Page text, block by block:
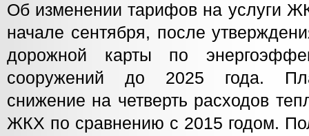
Об изменении тарифов на услуги
начале сентября, после
дорожной карты по
сооружений до 2025 года.
снижение на четверть расходов
ЖКХ по сравнению с 2015 годом.